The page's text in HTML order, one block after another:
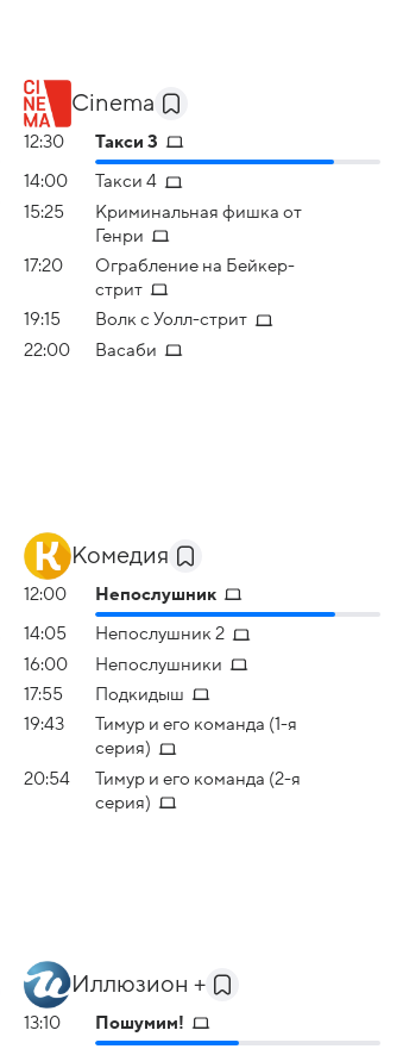
Cinema
12:30 Такси 3
14:00
Такси 4
15:25
Криминальная фишка от
Генри
17:20
Ограбление на Бейкер-
стрит
19:15
Волк с Уолл-стрит
22:00
Васаби
Комедия
12:00 Непослушник
14:05
Непослушник 2
16:00
Непослушники
17:55
Подкидыш
19:43
Тимур и его команда (1-я
серия)
20:54
Тимур и его команда (2-я
серия)
Иллюзион +
13:10 Пошумим!